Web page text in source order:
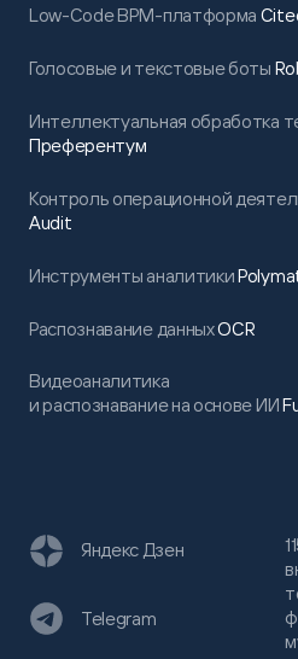
Low-Code BPM-платформа
Голосовые и текстовые боты
Интеллектуальная обработка
Преферентум
Контроль операционной
Audit
Инструменты аналитики
Распознавание данныхOCR
Видеоаналитика
и распознавание на основе ИИ
Яндекс Дзен
Telegram